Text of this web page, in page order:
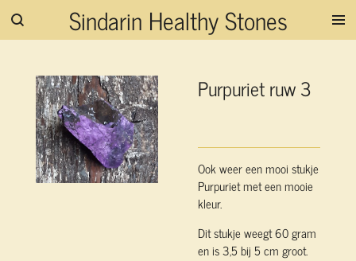
Ga
hoofdinhoud
Sindarin Healthy Stones
Purpuriet ruw 3
Ook weer een mooi stukje
Purpuriet met een mooie
kleur.
Dit stukje weegt 60 gram
en is 3,5 bij 5 cm groot.